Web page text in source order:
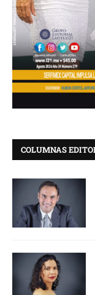
COLUMNAS